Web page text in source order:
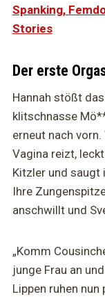
Spanking,
Stories
Der erste
Hannah stößt
klitschnasse
erneut nach
Vagina reizt,
Kitzler und saugt
Ihre
anschwillt und
„Komm
junge Frau an
Lippen ruhen